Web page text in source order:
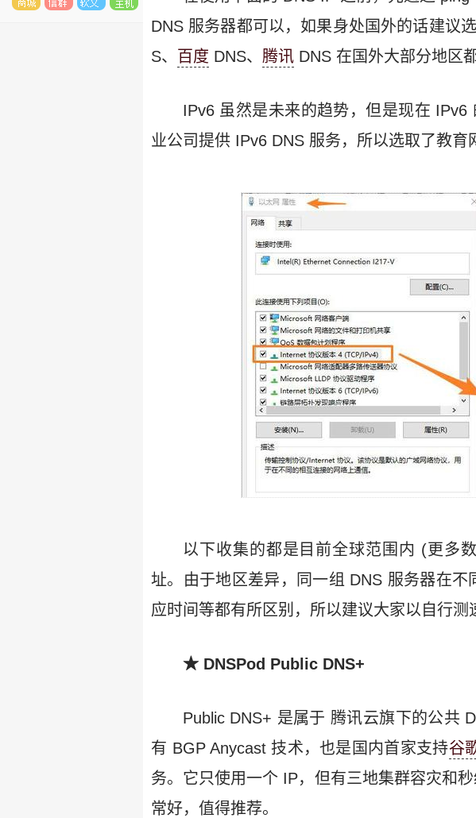
DNS 服务器都可以，如果身处国外的话建议
S、
百度 DNS、 腾讯 DNS 在国外大部分地区
IPv6 虽然是未来的趋势，但是现在
业公司提供 IPv6 DNS 服务，所以选取了教育
以下收集的都是目前全球范围内 (更多
址。由于地区差异，同一组 DNS 服务器在
应时间等都有所区别，所以建议大家以自行测
★ DNSPod Public DNS+
Public DNS+ 是属于 腾讯云旗下的公共
有 BGP Anycast 技术，也是国内首家支持谷
务。它只使用一个 IP，但有三地集群容灾和
常好，值得推荐。